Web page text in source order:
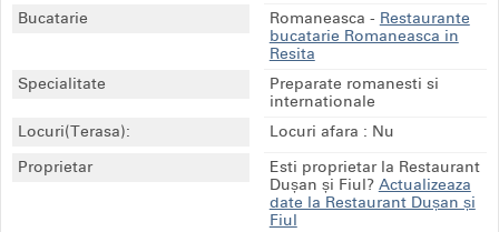
Bucatarie
Romaneasca - Restaurante
bucatarie Romaneasca in
Resita
Specialitate
Preparate romanesti si
internationale
Locuri(Terasa):
Locuri afara : Nu
Proprietar
Esti proprietar la Restaurant
Dușan și Fiul? Actualizeaza
date la Restaurant Dușan și
Fiul